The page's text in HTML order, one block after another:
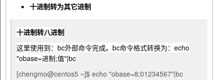
十进制转为其它进制
十进制转八进制
这里使用到：bc外部命令完成。bc命令格式转换为：echo
"obase=进制;值"|bc
[chengmo@centos5 ~]$ echo "obase=8;01234567"|bc